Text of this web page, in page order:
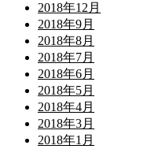
2018年12月
2018年9月
2018年8月
2018年7月
2018年6月
2018年5月
2018年4月
2018年3月
2018年1月